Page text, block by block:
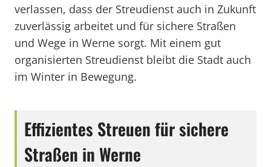
verlassen, dass der Streudienst auch in Zukunft
zuverlässig arbeitet und für sichere Straßen
und Wege in Werne sorgt. Mit einem gut
organisierten Streudienst bleibt die Stadt auch
im Winter in Bewegung.
Effizientes Streuen für sichere
Straßen in Werne